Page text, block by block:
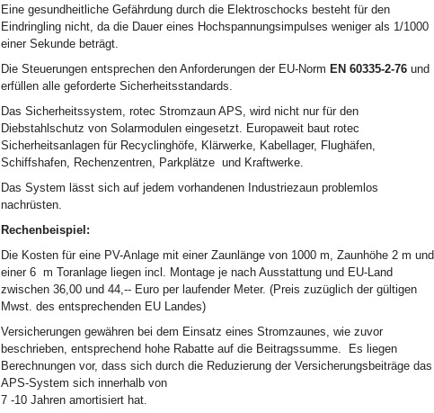
Eine gesundheitliche Gefährdung durch die Elektroschocks besteht für den
Eindringling nicht, da die Dauer eines Hochspannungsimpulses weniger als 1/1000
einer Se­kunde beträgt.
Die Steuerungen entsprechen den Anforderungen der EU-Norm EN 60335-2-76und
erfüllen alle geforderte Sicherheitsstandards.
Das Sicherheitssystem, rotec Stromzaun APS, wird nicht nur für den
Diebstahlschutz von Solarmodulen eingesetzt. Europaweit baut rotec
Sicherheitsanlagen für Recyclinghöfe, Klärwerke, Kabellager, Flughäfen,
Schiffshafen, Rechenzentren, Parkplätze und Kraftwerke.
Das System lässt sich auf jedem vorhandenen Industriezaun problemlos
nachrüsten.
Rechenbeispiel:
Die Kosten für eine PV-Anlage mit einer Zaunlänge von 1000 m, Zaunhöhe 2 m und
einer 6 m Toranlage liegen incl. Montage je nach Ausstattung und EU-Land
zwischen 36,00 und 44,-- Euro per laufender Meter. (Preis zuzüglich der gültigen
Mwst. des entsprechenden EU Landes)
Versicherungen gewähren bei dem Einsatz eines Stromzaunes, wie zuvor
beschrieben, entsprechend hohe Rabatte auf die Beitragssumme. Es liegen
Berechnungen vor, dass sich durch die Reduzierung der Versicherungsbeiträge das
APS-System sich innerhalb von
7 -10 Jahren amortisiert hat.